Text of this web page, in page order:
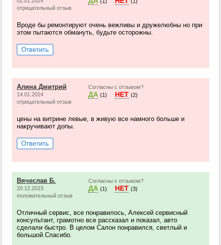
отрицательный отзыв
Вроде бы ремонтируют очень вежливы и дружелюбны но при
этом пытаются обмануть, будьте осторожны.
Ответить
Алина Дмитрий
14.01.2024
отрицательный отзыв
Согласны с отзывом?
ДА (1) НЕТ (2)
цены на витрине левые, в живую все намного больше и
накручивают допы.
Ответить
Вячеслав Б.
20.12.2023
положительный отзыв
Согласны с отзывом?
ДА (1) НЕТ (3)
Отличный сервис, все понравилось, Алексей сервисный
консультант, грамотно все рассказал и показал, авто
сделали быстро. В целом Салон понравился, светлый и
большой.Спасибо.